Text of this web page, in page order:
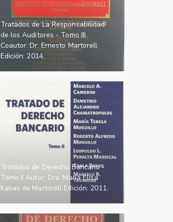
Tratados de La Responsabilidad
de los Auditores - Tomo III
Coautor: Dr. Ernesto Martorell
Edición: 2014.
Tratados de Derecho Bancario -
Tomo II Autor: Dra. María Elisa
Kabas de Martorell Edición: 2011.